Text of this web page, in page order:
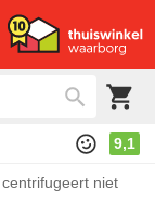
9,1
niet